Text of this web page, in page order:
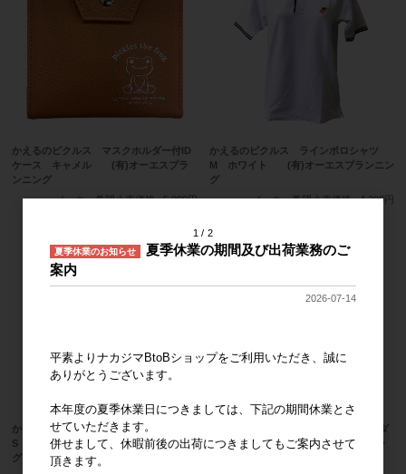
かえるのピクルス マスクホルダー付ID
ケース キャメル (有)オーエスプラ
ンニング
メーカー希望小売価格
5,000円
かえるのピクルス ラインポロシャツ
M ホワイト (有)オーエスプランニン
グ
メーカー希望小売価格
4,300円
かえるのピクルス ラインポロシャツ
S ホワイト (有)オーエスプランニン
グ
かえるのピクルス リール付キーホルダ
ーハート チョコ (有)オーエスプラ
1 2
夏季休業のお知らせ
夏季休業の期間及び出荷業務のご
案内
2026-07-14
平素よりナカジマBtoBショップをご利用いただき、誠に
ありがとうございます。
本年度の夏季休業日につきましては、下記の期間休業とさ
せていただきます。
併せまして、休暇前後の出荷につきましてもご案内させて
頂きます。